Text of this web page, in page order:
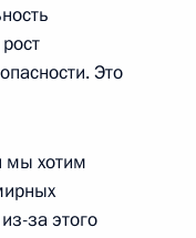
Это
мы хотим
за этого